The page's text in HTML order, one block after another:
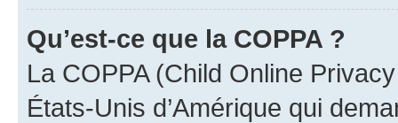
Qu’est-ce que la COPPA ?
La COPPA (Child Online
États-Unis d’Amérique qui